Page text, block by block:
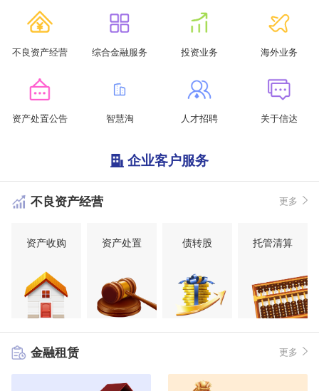
不良资产经营 综合金融服务 投资业务 海外业务
资产处置公告 智慧淘 人才招聘 关于信达
企业客户服务
不良资产经营 更多
资产收购 资产处置 债转股 托管清算
金融租赁 更多